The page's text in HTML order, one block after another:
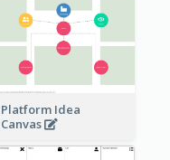
Platform Idea
Canvas